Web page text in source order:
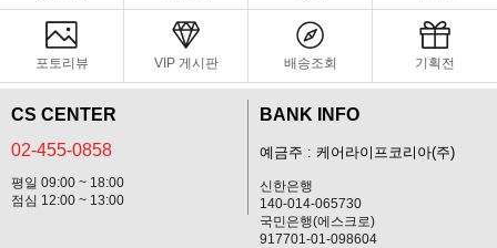
포토리뷰 VIP 게시판 배송조회 기획전
CS CENTER
02-455-0858
평일 09:00 ~ 18:00
점심 12:00 ~ 13:00
BANK INFO
예금주 : 케어라이프코리아(주)
신한은행
140-014-065730
국민은행(에스크로)
917701-01-098604